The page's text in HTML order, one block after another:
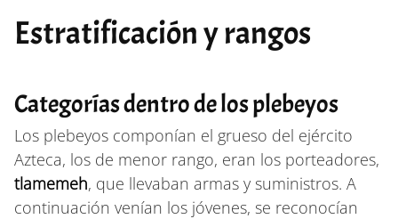
Estratificación y rangos
Categorías dentro de los plebeyos
Los plebeyos componían el grueso del ejército
Azteca, los de menor rango, eran los porteadores,
tlamemeh, que llevaban armas y suministros. A
continuación venían los jóvenes, se reconocían